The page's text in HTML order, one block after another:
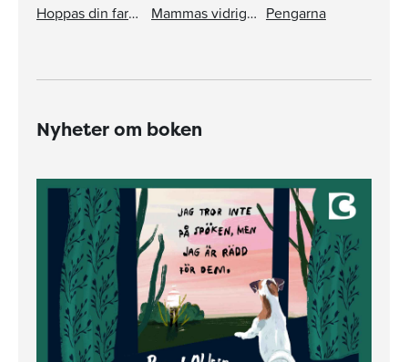
Hoppas din farsa dör Mammas vidriga kompis Pengarna
Nyheter om boken